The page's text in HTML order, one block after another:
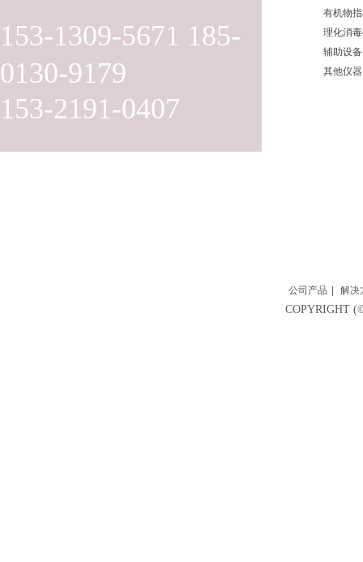
153-1309-5671 185-
0130-9179
153-2191-0407
有机物
理化消
辅助设备
其他仪器
公司产品 解决
COPYRIGHT